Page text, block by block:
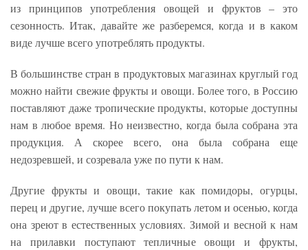
из принципов употребления овощей и фруктов – это
сезонность. Итак, давайте же разберемся, когда и в каком
виде лучше всего употреблять продукты.
В большинстве стран в продуктовых магазинах круглый год
можно найти свежие фрукты и овощи. Более того, в Россию
поставляют даже тропические продукты, которые доступны
нам в любое время. Но неизвестно, когда была собрана эта
продукция. А скорее всего, она была собрана еще
недозревшей, и созревала уже по пути к нам.
Другие фрукты и овощи, такие как помидоры, огурцы,
перец и другие, лучше всего покупать летом и осенью, когда
она зреют в естественных условиях. Зимой и весной к нам
на прилавки поступают тепличные овощи и фрукты,